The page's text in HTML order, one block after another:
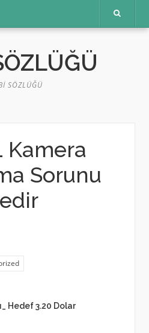
SÖZLÜĞÜ
Kamera
Sorunu
Hedef 3.20 Dolar